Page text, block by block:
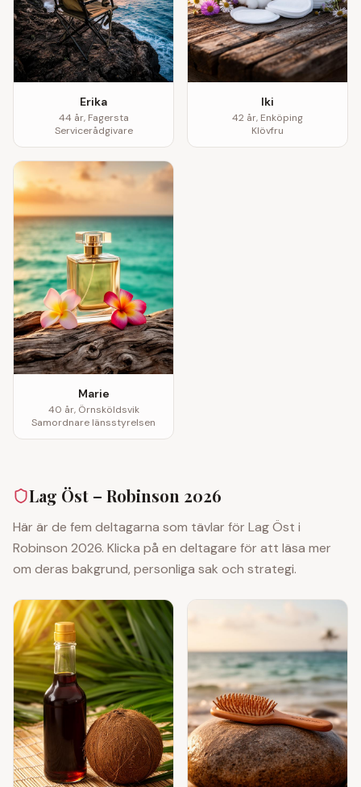
Erika
44 år, Fagersta
Servicerådgivare
Iki
42 år, Enköping
Klövfru
Marie
40 år, Örnsköldsvik
Samordnare länsstyrelsen
Lag Öst – Robinson 2026
Här är de fem deltagarna som tävlar för Lag Öst i
Robinson 2026. Klicka på en deltagare för att läsa mer
om deras bakgrund, personliga sak och strategi.